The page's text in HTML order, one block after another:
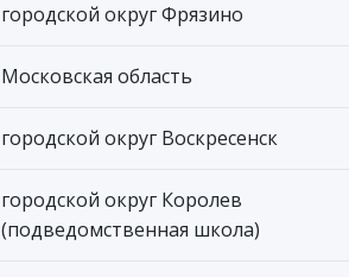
городской округ Фрязино
Московская область
городской округ Воскресенск
городской округ Королев
(подведомственная школа)